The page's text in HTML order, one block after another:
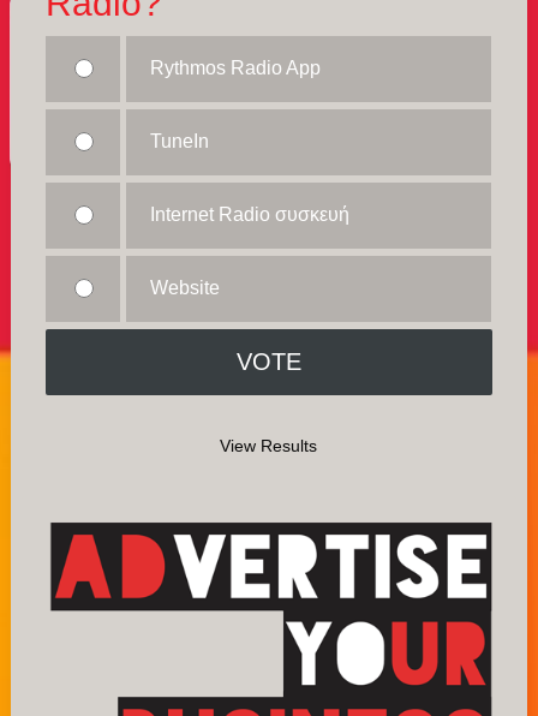
Rythmos Radio App
TuneIn
Internet Radio συσκευή
Website
View Results